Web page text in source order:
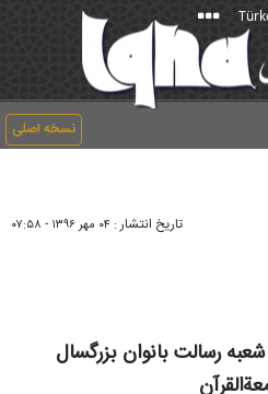
نسخه اصلی
تاریخ انتشار : ۰۴ مهر ۱۳۹۶ - ۰۷:۵۸
رسالت بانوان بزرگسال